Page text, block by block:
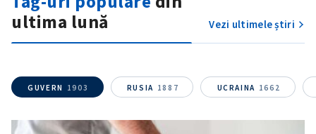
ultima lună
Vezi ultimele știri
GUVERN 1903 RUSIA 1887 UCRAINA 1662
Mesajul știrei
+ Mesajul știrei
Sursă anonimă